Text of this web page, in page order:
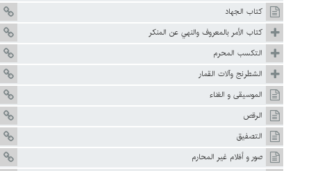
كتاب الجهاد
كتاب الأمر بالمعروف والنهي عن المنكر
التکسب المحرم
الشطرنج وآلات القمار
الموسيقى و الغناء
الرقص
التصفيق
صور و أفلام غير المحارم